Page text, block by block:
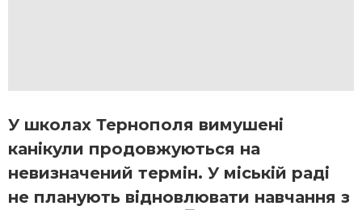
У школах Тернополя вимушені
канікули продовжуються на
невизначений термін. У міській раді
не планують відновлювати навчання з